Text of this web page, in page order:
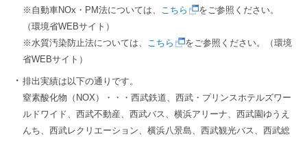
※自動車NOx・PM法については、 こちら
をご参照ください。
（環境省WEBサイト）
※水質汚染防止法については、 こちら
をご参照ください。（環境
省WEBサイト）
排出実績は以下の通りです。
窒素酸化物（NOX）・・・西武鉄道、西武・プリンスホテルズワー
ルドワイド、西武不動産、西武バス、横浜アリーナ、西武園ゆうえ
んち、西武レクリエーション、横浜八景島、西武観光バス、西武総